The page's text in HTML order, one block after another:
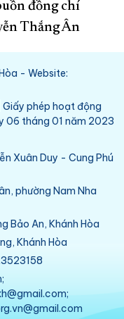
đồng chí
Thắng Ân
- Website:
Giấy phép hoạt động
06 tháng 01 năm 2023
Xuân Duy - Cung Phú
phường Nam Nha
Bảo An, Khánh Hòa
Khánh Hòa